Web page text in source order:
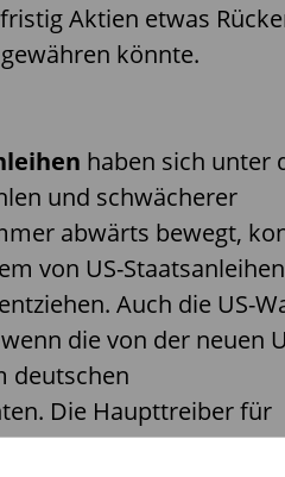
Aktien etwas
könnte.
haben sich unter
und schwächerer
abwärts bewegt,
von US-Staatsanleihen
Auch die US-
die von der neuen
deutschen
Die Haupttreiber für
der